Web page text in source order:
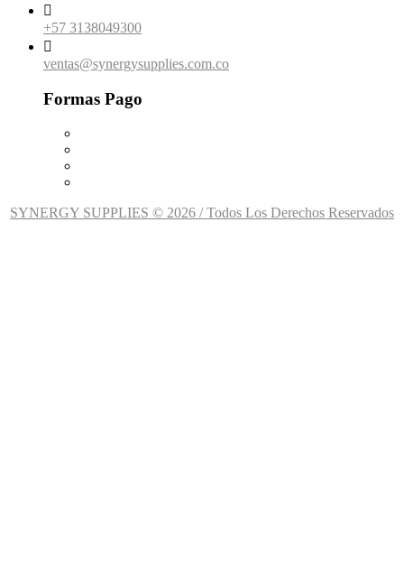

+57 3138049300

ventas@synergysupplies.com.co
Formas Pago
SYNERGY SUPPLIES © 2026 / Todos Los Derechos Reservados